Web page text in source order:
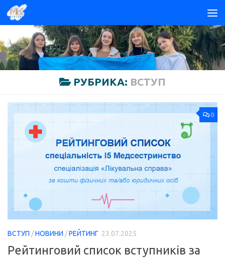
Skip to content
РУБРИКА: ВСТУП
0
ВСТУП /НОВИНИ /РЕЙТИНГ 23.07.2025
Рейтинговий список вступників за